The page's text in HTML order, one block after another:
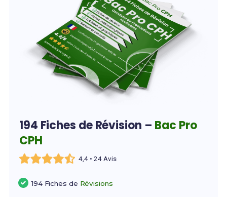
194 Fiches de Révision – Bac Pro
CPH
4,4 • 24 Avis
194 Fiches de Révisions